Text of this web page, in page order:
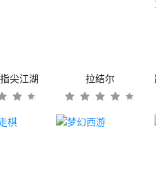
尖江湖 拉结尔